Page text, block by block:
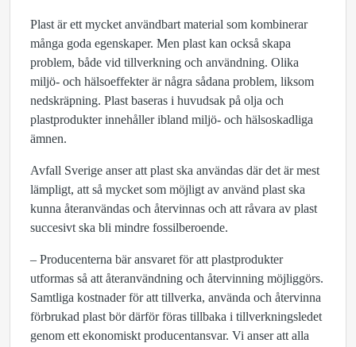
Plast är ett mycket användbart material som kombinerar
många goda egenskaper. Men plast kan också skapa
problem, både vid tillverkning och användning. Olika
miljö- och hälsoeffekter är några sådana problem, liksom
nedskräpning. Plast baseras i huvudsak på olja och
plastprodukter innehåller ibland miljö- och hälsoskadliga
ämnen.
Avfall Sverige anser att plast ska användas där det är mest
lämpligt, att så mycket som möjligt av använd plast ska
kunna återanvändas och återvinnas och att råvara av plast
succesivt ska bli mindre fossilberoende.
– Producenterna bär ansvaret för att plastprodukter
utformas så att återanvändning och återvinning möjliggörs.
Samtliga kostnader för att tillverka, använda och återvinna
förbrukad plast bör därför föras tillbaka i tillverkningsledet
genom ett ekonomiskt producentansvar. Vi anser att alla